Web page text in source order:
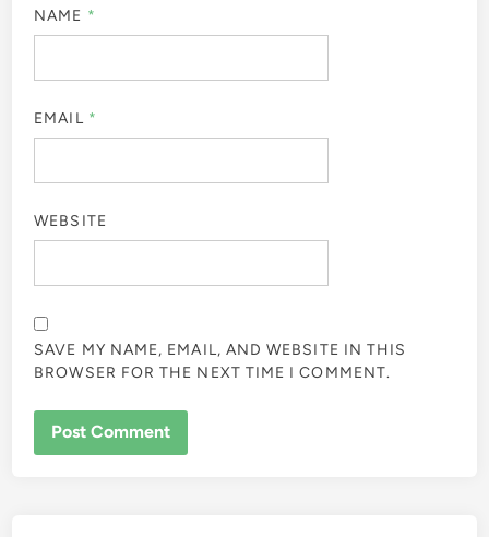
NAME *
EMAIL *
WEBSITE
SAVE MY NAME, EMAIL, AND WEBSITE IN THIS
BROWSER FOR THE NEXT TIME I COMMENT.